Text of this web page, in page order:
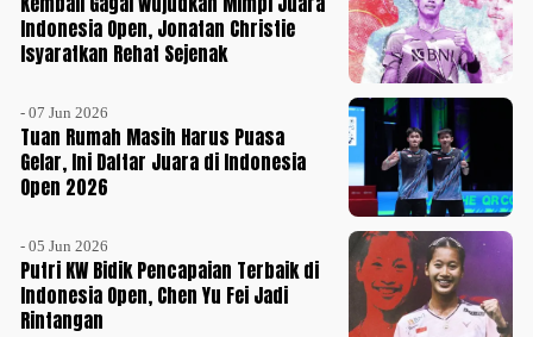
Indonesia Open, Jonatan Christie
Isyaratkan Rehat Sejenak
- 07 Jun 2026
Tuan Rumah Masih Harus Puasa
Gelar, Ini Daftar Juara di Indonesia
Open 2026
- 05 Jun 2026
Putri KW Bidik Pencapaian Terbaik di
Indonesia Open, Chen Yu Fei Jadi
Rintangan